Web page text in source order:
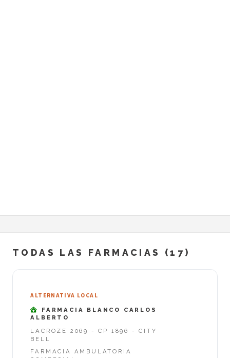
TODAS LAS FARMACIAS (17)
ALTERNATIVA LOCAL
FARMACIA BLANCO CARLOS
ALBERTO
LACROZE 2069 - CP 1896 - CITY
BELL
FARMACIA AMBULATORIA